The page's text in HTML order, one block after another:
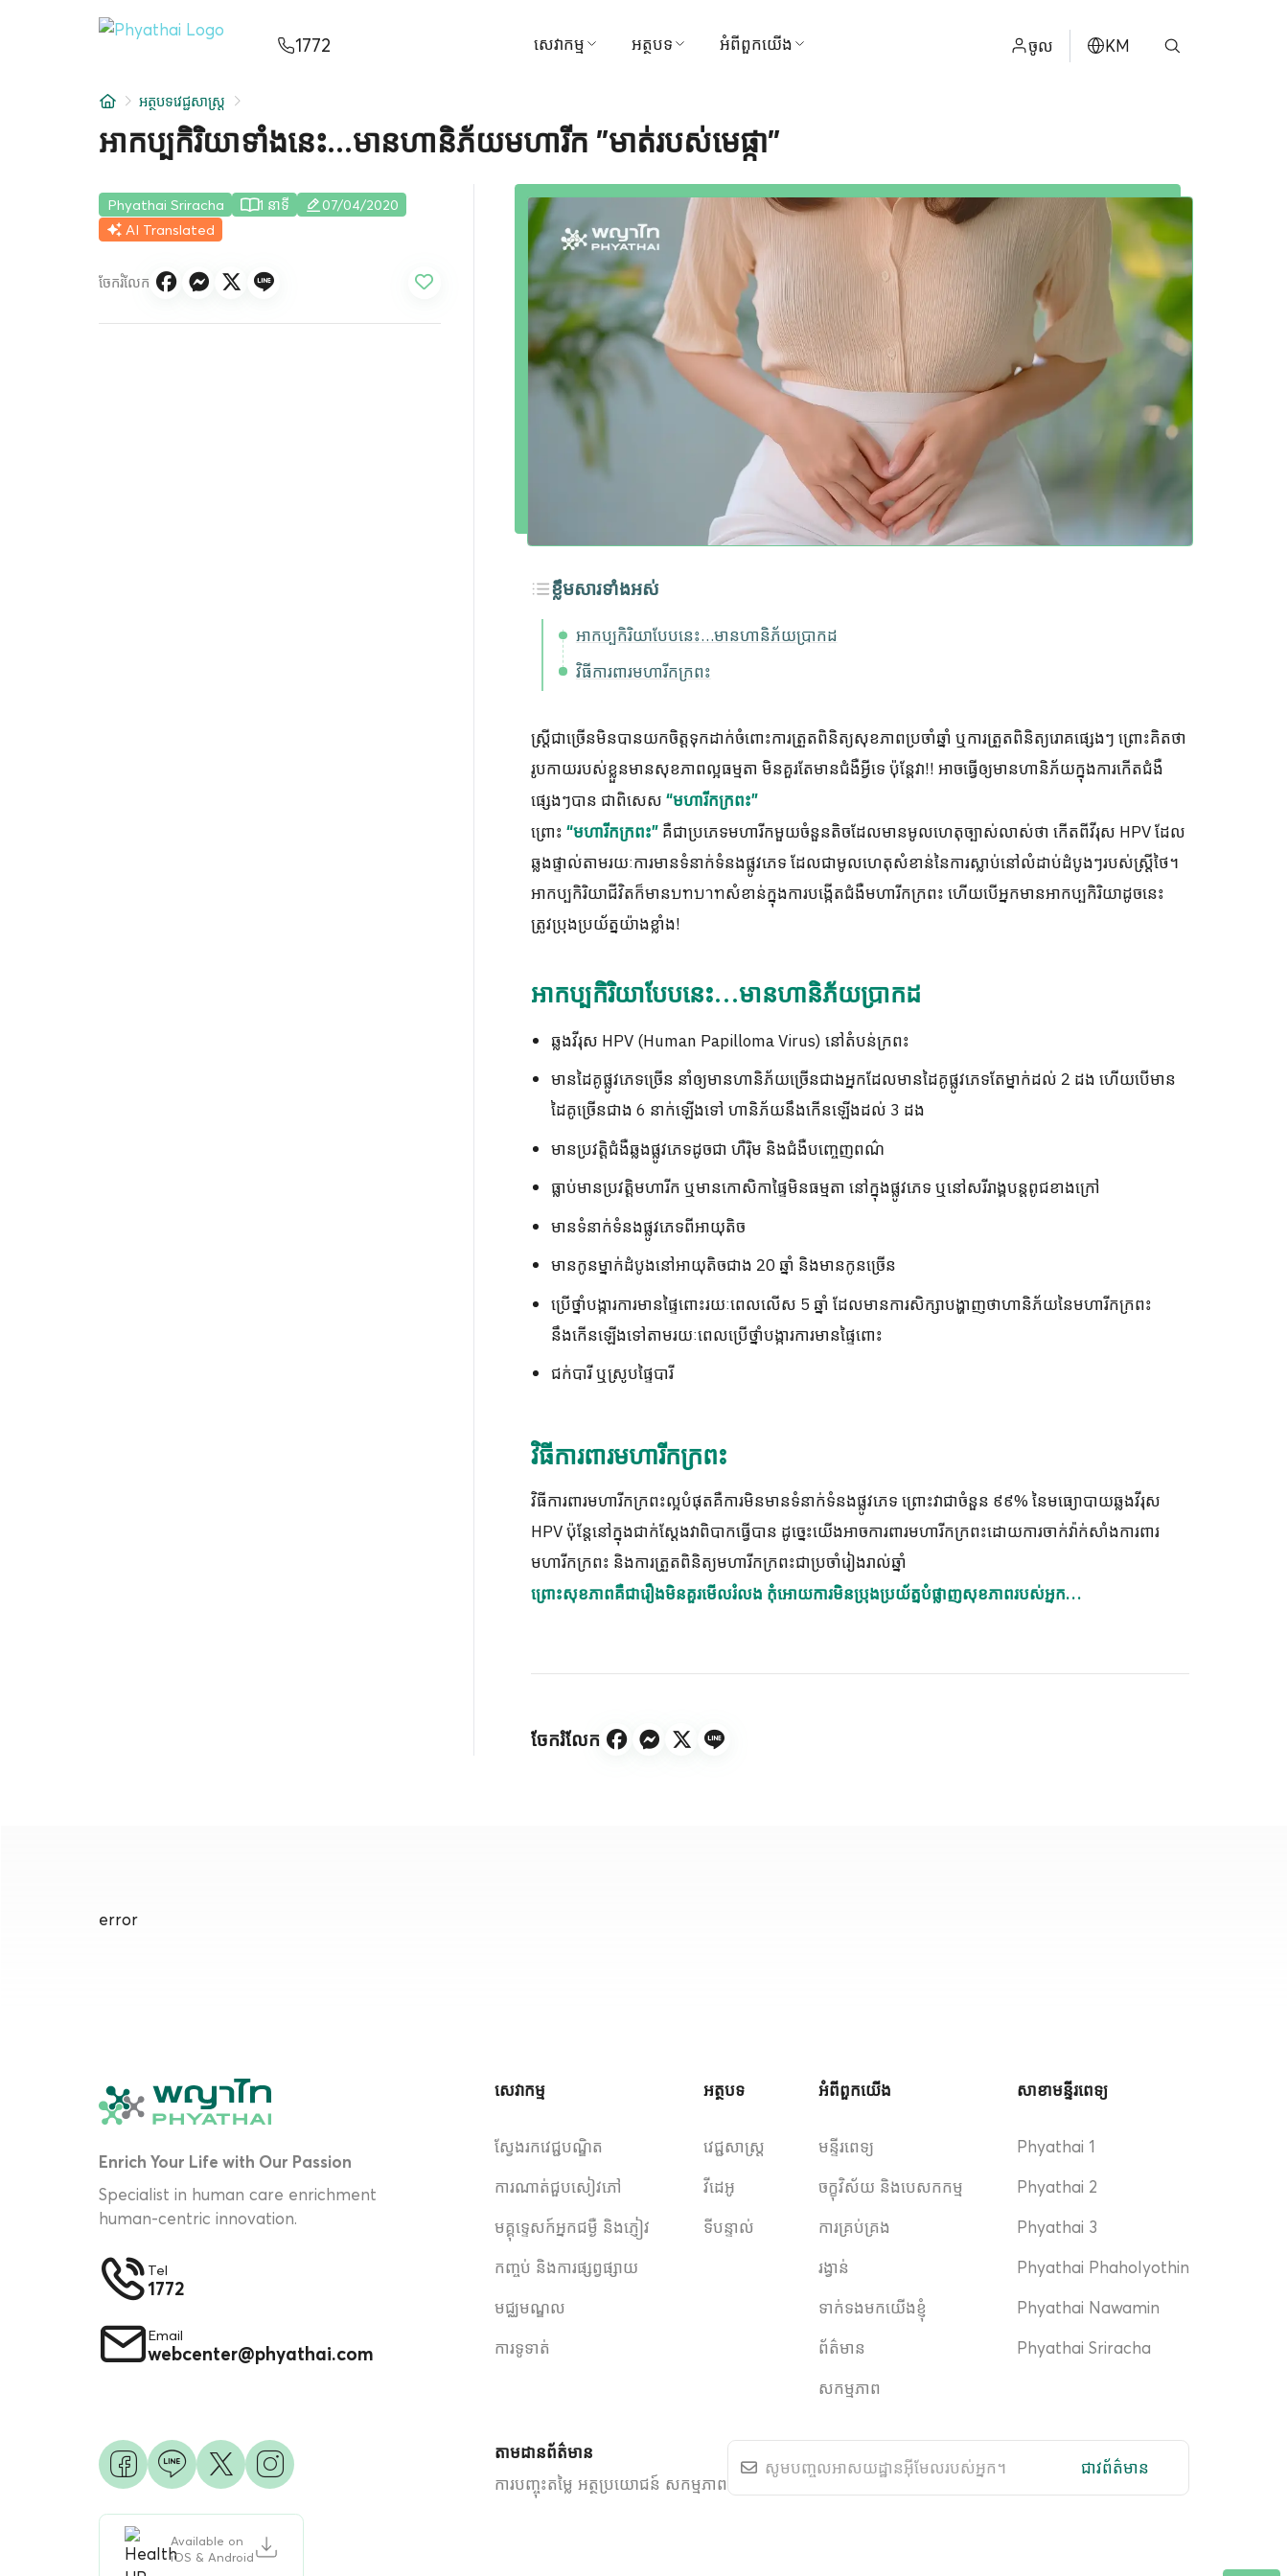
1772 សេវាកម្ម
ការណាត់ជួបសៀវភៅ
មគ្គុទ្ទេសក៍អ្នកជម្ងឺ និងភ្ញៀវ
កញ្ចប់ និងការផ្សព្វផ្សាយ
មជ្ឈមណ្ឌល
ការទូទាត់
អត្ថបទ
វីដេអូ
ទីបន្ទាល់
អំពីពួកយើង
ចក្ខុវិស័យ និងបេសកកម្ម
ការគ្រប់គ្រង
រង្វាន់
ទាក់ទងមកយើងខ្ញុំ
ព័ត៌មាន
សកម្មភាព
ចូល KM
中文
日本
عربي
ไทย
សាខាមន្ទីរពេទ្យ
អត្ថបទវេជ្ជសាស្ត្រ
អាកប្បកិរិយាទាំងនេះ...មានហានិភ័យមហារីក "មាត់របស់មេផ្កា"
Phyathai Sriracha 1 នាទី
07/04/2020
AI Translated
ចែករំលែក
ខ្លឹមសារទាំងអស់
អាកប្បកិរិយាបែបនេះ…មានហានិភ័យប្រាកដ
វិធីការពារមហារីកក្រពះ
ស្ត្រីជាច្រើនមិនបានយកចិត្តទុកដាក់ចំពោះការត្រួតពិនិត្យសុខភាពប្រចាំឆ្នាំ ឬការត្រួតពិនិត្យរោគផ្សេងៗ ព្រោះគិតថា
រូបកាយរបស់ខ្លួនមានសុខភាពល្អធម្មតា មិនគួរតែមានជំងឺអ្វីទេ ប៉ុន្តែវា!! អាចធ្វើឲ្យមានហានិភ័យក្នុងការកើតជំងឺ
ផ្សេងៗបាន ជាពិសេស“មហារីកក្រពះ”
ព្រោះ“មហារីកក្រពះ” គឺជាប្រភេទមហារីកមួយចំនួនតិចដែលមានមូលហេតុច្បាស់លាស់ថា កើតពីវីរុស HPV ដែល
ឆ្លងផ្ទាល់តាមរយៈការមានទំនាក់ទំនងផ្លូវភេទ ដែលជាមូលហេតុសំខាន់នៃការស្លាប់នៅលំដាប់ដំបូងៗរបស់ស្ត្រីថៃ។
អាកប្បកិរិយាជីវិតក៏មានบทบาทសំខាន់ក្នុងការបង្កើតជំងឺមហារីកក្រពះ ហើយបើអ្នកមានអាកប្បកិរិយាដូចនេះ
ត្រូវប្រុងប្រយ័ត្នយ៉ាងខ្លាំង!
អាកប្បកិរិយាបែបនេះ…មានហានិភ័យប្រាកដ
ឆ្លងវីរុស HPV (Human Papilloma Virus) នៅតំបន់ក្រពះ
មានដៃគូផ្លូវភេទច្រើន នាំឲ្យមានហានិភ័យច្រើនជាងអ្នកដែលមានដៃគូផ្លូវភេទតែម្នាក់ដល់ 2 ដង ហើយបើមាន
ដៃគូច្រើនជាង 6 នាក់ឡើងទៅ ហានិភ័យនឹងកើនឡើងដល់ 3 ដង
មានប្រវត្តិជំងឺឆ្លងផ្លូវភេទដូចជា ហឺរ៉ិម និងជំងឺបញ្ចេញពណ៌
ធ្លាប់មានប្រវត្តិមហារីក ឬមានកោសិកាផ្ទៃមិនធម្មតា នៅក្នុងផ្លូវភេទ ឬនៅសរីរាង្គបន្តពូជខាងក្រៅ
មានទំនាក់ទំនងផ្លូវភេទពីអាយុតិច
មានកូនម្នាក់ដំបូងនៅអាយុតិចជាង 20 ឆ្នាំ និងមានកូនច្រើន
ប្រើថ្នាំបង្ការការមានផ្ទៃពោះរយៈពេលលើស 5 ឆ្នាំ ដែលមានការសិក្សាបង្ហាញថាហានិភ័យនៃមហារីកក្រពះ
នឹងកើនឡើងទៅតាមរយៈពេលប្រើថ្នាំបង្ការការមានផ្ទៃពោះ
ជក់បារី ឬស្រូបផ្ទៃបារី
វិធីការពារមហារីកក្រពះ
វិធីការពារមហារីកក្រពះល្អបំផុតគឺការមិនមានទំនាក់ទំនងផ្លូវភេទ ព្រោះវាជាចំនួន ៩៩% នៃមធ្យោបាយឆ្លងវីរុស
HPV ប៉ុន្តែនៅក្នុងជាក់ស្តែងវាពិបាកធ្វើបាន ដូច្នេះយើងអាចការពារមហារីកក្រពះដោយការចាក់វ៉ាក់សាំងការពារ
មហារីកក្រពះ និងការត្រួតពិនិត្យមហារីកក្រពះជាប្រចាំរៀងរាល់ឆ្នាំ
ព្រោះសុខភាពគឺជារឿងមិនគួរមើលរំលង កុំអោយការមិនប្រុងប្រយ័ត្នបំផ្លាញសុខភាពរបស់អ្នក…
ចែករំលែក
error
Enrich Your Life with Our Passion
Specialist in human care enrichment
human-centric innovation.
Tel
1772
Email
webcenter@phyathai.com
សេវាកម្ម
ស្វែងរកវេជ្ជបណ្ឌិត
ការណាត់ជួបសៀវភៅ
មគ្គុទ្ទេសក៍អ្នកជម្ងឺ និងភ្ញៀវ
កញ្ចប់ និងការផ្សព្វផ្សាយ
មជ្ឈមណ្ឌល
ការទូទាត់
អត្ថបទ
វេជ្ជសាស្ត្រ
វីដេអូ
ទីបន្ទាល់
អំពីពួកយើង
មន្ទីរពេទ្យ
ចក្ខុវិស័យ និងបេសកកម្ម
ការគ្រប់គ្រង
រង្វាន់
ទាក់ទងមកយើងខ្ញុំ
ព័ត៌មាន
សកម្មភាព
សាខាមន្ទីរពេទ្យ
Phyathai 1
Phyathai 2
Phyathai 3
Phyathai Phaholyothin
Phyathai Nawamin
Phyathai Sriracha
Available on
iOS & Android
តាមដានព័ត៌មាន
ការបញ្ចុះតម្លៃ អត្ថប្រយោជន៍ សកម្មភាព
ជាវព័ត៌មាន